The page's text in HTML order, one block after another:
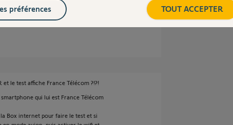
et le test affiche France Télécom ?!?!
qui lui est France Télécom
Box internet pour faire le test et si
TOUT ACCEPTER
préférences